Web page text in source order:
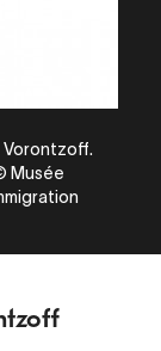
Vorontzoff.
Musée